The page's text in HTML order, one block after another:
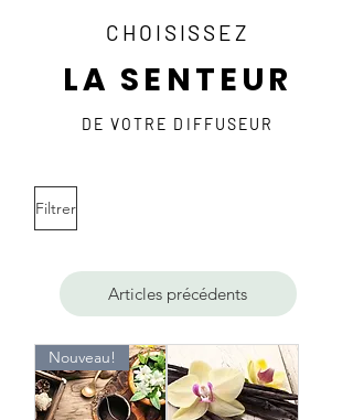
CHOISISSEZ
LA SENTEUR
DE VOTRE DIFFUSEUR
Filtrer
Articles précédents
Nouveau!